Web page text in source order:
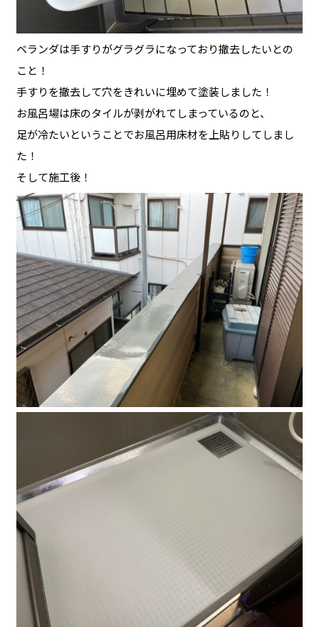
ベランダは手すりがグラグラになっており撤去したいとの
こと！
手すりを撤去して穴をきれいに埋めて塗装しました！
お風呂場は床のタイルが剥がれてしまっているのと、
足が冷たいということでお風呂用床材を上貼りしてしまし
た！
そして施工後！